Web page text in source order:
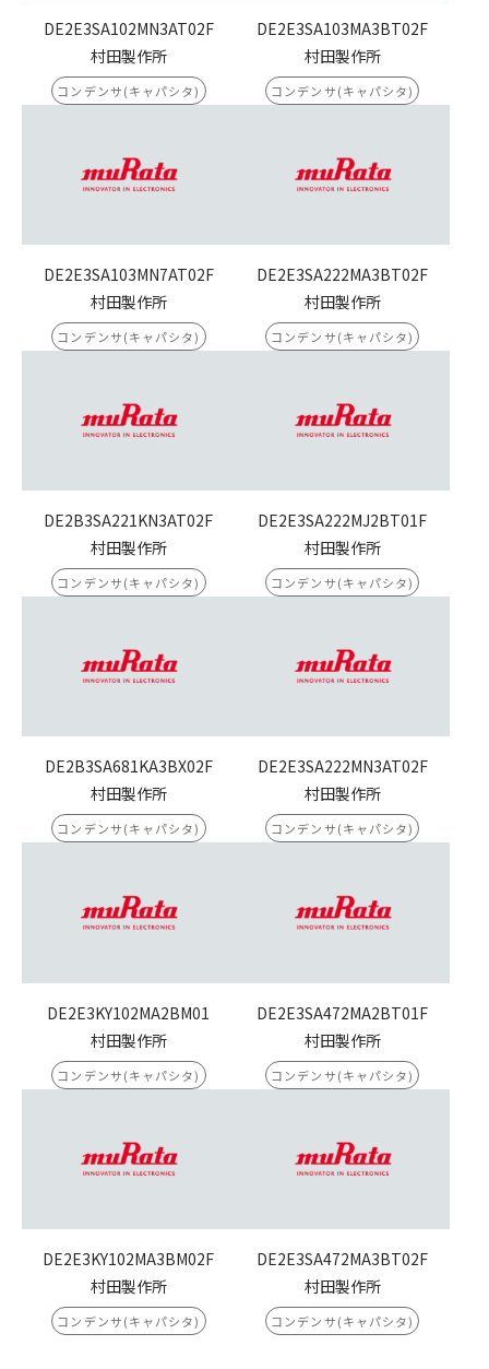
DE2E3SA102MN3AT02F
村田製作所
コンデンサ(キャパシタ)
DE2E3SA103MA3BT02F
村田製作所
コンデンサ(キャパシタ)
DE2E3SA103MN7AT02F
村田製作所
コンデンサ(キャパシタ)
DE2E3SA222MA3BT02F
村田製作所
コンデンサ(キャパシタ)
DE2B3SA221KN3AT02F
村田製作所
コンデンサ(キャパシタ)
DE2E3SA222MJ2BT01F
村田製作所
コンデンサ(キャパシタ)
DE2B3SA681KA3BX02F
村田製作所
コンデンサ(キャパシタ)
DE2E3SA222MN3AT02F
村田製作所
コンデンサ(キャパシタ)
DE2E3KY102MA2BM01
村田製作所
コンデンサ(キャパシタ)
DE2E3SA472MA2BT01F
村田製作所
コンデンサ(キャパシタ)
DE2E3KY102MA3BM02F
村田製作所
コンデンサ(キャパシタ)
DE2E3SA472MA3BT02F
村田製作所
コンデンサ(キャパシタ)